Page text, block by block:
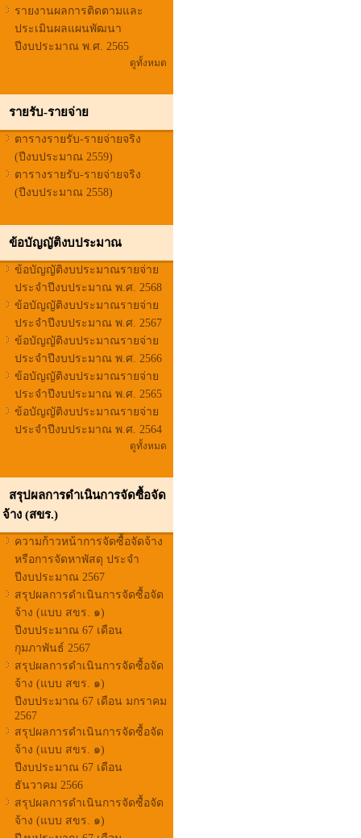
รายงานผลการติดตามและ
ประเมินผลแผนพัฒนา
ปีงบประมาณ พ.ศ. 2565
ดูทั้งหมด
รายรับ-รายจ่าย
ตารางรายรับ-รายจ่ายจริง
(ปีงบประมาณ 2559)
ตารางรายรับ-รายจ่ายจริง
(ปีงบประมาณ 2558)
ข้อบัญญัติงบประมาณ
ข้อบัญญัติงบประมาณรายจ่าย
ประจำปีงบประมาณ พ.ศ. 2568
ข้อบัญญัติงบประมาณรายจ่าย
ประจำปีงบประมาณ พ.ศ. 2567
ข้อบัญญัติงบประมาณรายจ่าย
ประจำปีงบประมาณ พ.ศ. 2566
ข้อบัญญัติงบประมาณรายจ่าย
ประจำปีงบประมาณ พ.ศ. 2565
ข้อบัญญัติงบประมาณรายจ่าย
ประจำปีงบประมาณ พ.ศ. 2564
ดูทั้งหมด
สรุปผลการดำเนินการจัดซื้อจัด
จ้าง (สขร.)
ความก้าวหน้าการจัดซื้อจัดจ้าง
หรือการจัดหาพัสดุ ประจำ
ปีงบประมาณ 2567
สรุปผลการดำเนินการจัดซื้อจัด
จ้าง (แบบ สขร. ๑)
ปีงบประมาณ 67 เดือน
กุมภาพันธ์ 2567
สรุปผลการดำเนินการจัดซื้อจัด
จ้าง (แบบ สขร. ๑)
ปีงบประมาณ 67 เดือน มกราคม
2567
สรุปผลการดำเนินการจัดซื้อจัด
จ้าง (แบบ สขร. ๑)
ปีงบประมาณ 67 เดือน
ธันวาคม 2566
สรุปผลการดำเนินการจัดซื้อจัด
จ้าง (แบบ สขร. ๑)